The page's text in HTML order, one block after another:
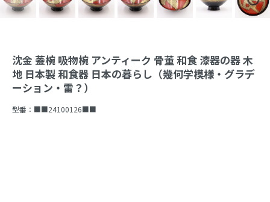
沈金 蓋椀 吸物椀 アンティーク 骨董 和食 漆器の器 木
地 日本製 和食器 日本の暮らし（幾何学模様・グラデ
ーション・雷？）
型番： ■■24100126■■